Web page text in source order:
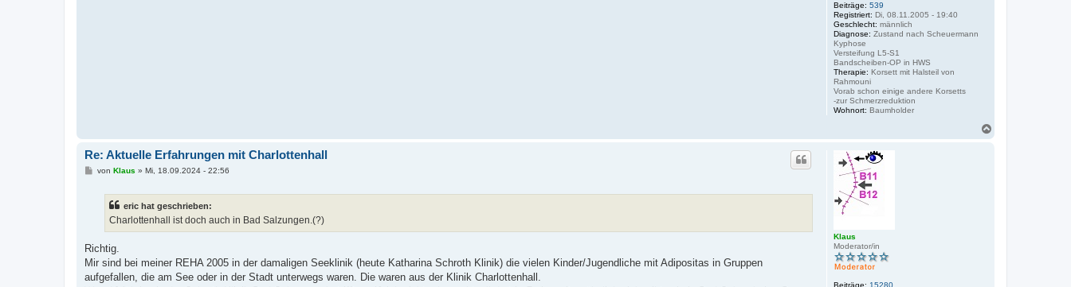
Beiträge: 539
Registriert: Di, 08.11.2005 - 19:40
Geschlecht: männlich
Diagnose: Zustand nach Scheuermann
Kyphose
Versteifung L5-S1
Bandscheiben-OP in HWS
Therapie: Korsett mit Halsteil von
Rahmouni
Vorab schon einige andere Korsetts
-zur Schmerzreduktion
Wohnort: Baumholder
Klaus
Moderator/in
Beiträge: 15280
Re: Aktuelle Erfahrungen mit Charlottenhall
Bvon Klaus » Mi, 18.09.2024 - 22:56
eric hat geschrieben:
Charlottenhall ist doch auch in Bad Salzungen.(?)
Richtig.
Mir sind bei meiner REHA 2005 in der damaligen Seeklinik (heute Katharina Schroth Klinik) die vielen Kinder/Jugendliche mit Adipositas in Gruppen
aufgefallen, die am See oder in der Stadt unterwegs waren. Die waren aus der Klinik Charlottenhall.